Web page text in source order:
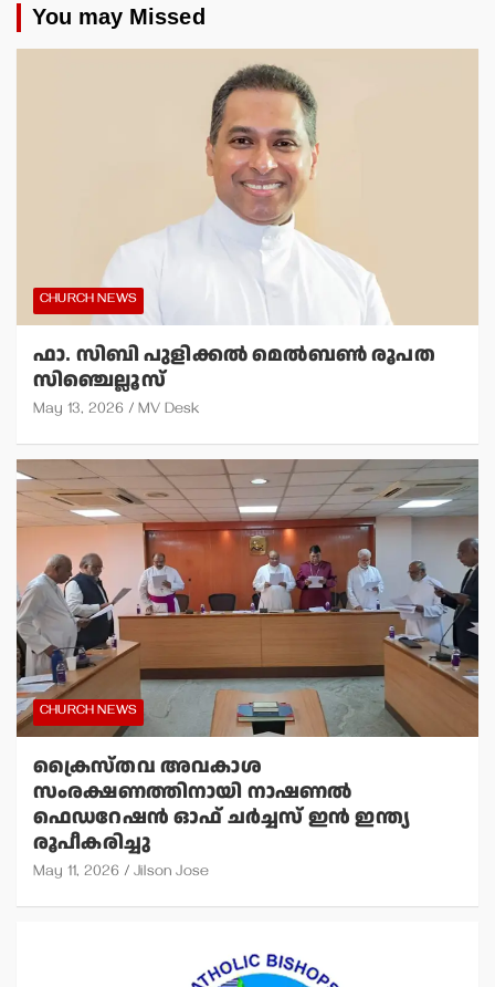
You may Missed
CHURCH NEWS
ഫാ. സിബി പുളിക്കല്‍ മെല്‍ബണ്‍ രൂപത
സിഞ്ചെല്ലൂസ്
May 13, 2026 MV Desk
CHURCH NEWS
ക്രൈസ്തവ അവകാശ
സംരക്ഷണത്തിനായി നാഷണല്‍
ഫെഡറേഷന്‍ ഓഫ് ചര്‍ച്ചസ് ഇന്‍ ഇന്ത്യ
രൂപീകരിച്ചു
May 11, 2026 Jilson Jose